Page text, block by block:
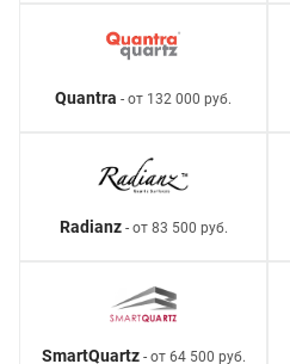
Quantra - от 132 000 руб.
Radianz- от 83 500 руб.
SmartQuartz- от 64 500 руб.